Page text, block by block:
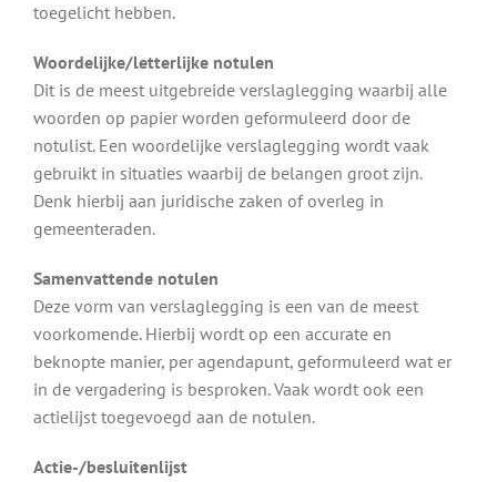
toegelicht hebben.
Woordelijke/letterlijke notulen
Dit is de meest uitgebreide verslaglegging waarbij alle
woorden op papier worden geformuleerd door de
notulist. Een woordelijke verslaglegging wordt vaak
gebruikt in situaties waarbij de belangen groot zijn.
Denk hierbij aan juridische zaken of overleg in
gemeenteraden.
Samenvattende notulen
Deze vorm van verslaglegging is een van de meest
voorkomende. Hierbij wordt op een accurate en
beknopte manier, per agendapunt, geformuleerd wat er
in de vergadering is besproken. Vaak wordt ook een
actielijst toegevoegd aan de notulen.
Actie-/besluitenlijst